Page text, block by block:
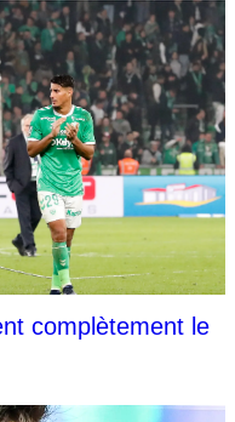
complètement le